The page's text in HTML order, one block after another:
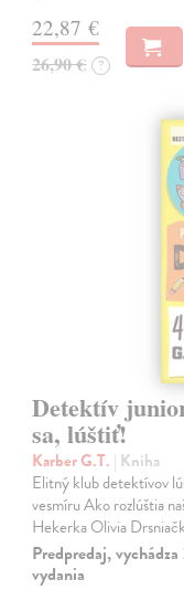
22,87 €
26,90 € ?
Detektív
sa, lúštiť!
Karber G.T. | Kniha
Elitný klub detektívov
vesmíru Ako rozlúštia
Hekerka Olivia
Predpredaj,
vydania